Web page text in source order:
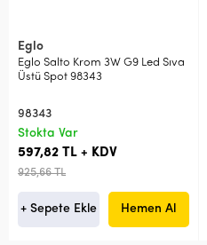
Eglo
Eglo Salto Krom 3W G9 Led Sıva
Üstü Spot 98343
98343
Stokta Var
597,82 TL + KDV
925,66 TL
+ Sepete Ekle Hemen Al